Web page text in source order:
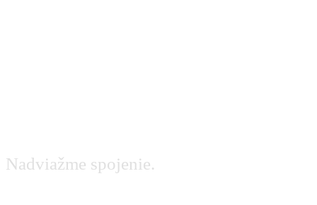
Nadviažme spojenie.